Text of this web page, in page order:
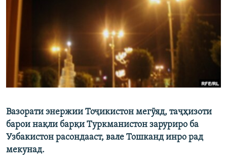
Русский
ПАЙГИРӢ КУНЕД
Ҳамаи сомонаҳои RFE/RL
Вазорати энержии Тоҷикистон мегӯяд, таҷҳизоти
барои нақли барқи Туркманистон заруриро ба
Узбакистон расондааст, вале Тошканд инро рад
мекунад.